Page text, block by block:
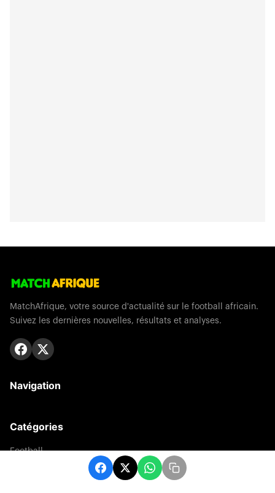
MatchAfrique, votre source d'actualité sur le football africain.
Suivez les dernières nouvelles, résultats et analyses.
Navigation
Catégories
Football